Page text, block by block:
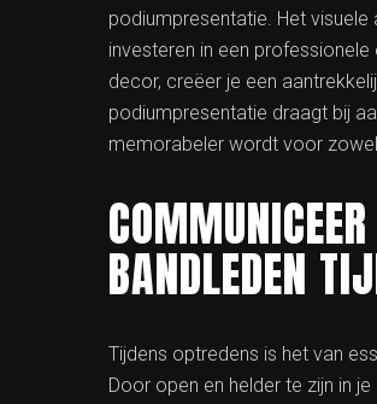
podiumpresentatie. Het
investeren in een
decor, creëer je een
podiumpresentatie draagt bij
memorabeler wordt voor
BANDLEDEN
Tijdens optredens is het van
Door open en helder te zijn in